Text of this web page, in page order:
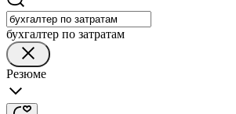
бухгалтер по затратам
Резюме